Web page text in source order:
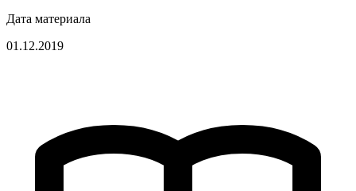
Дата материала
01.12.2019